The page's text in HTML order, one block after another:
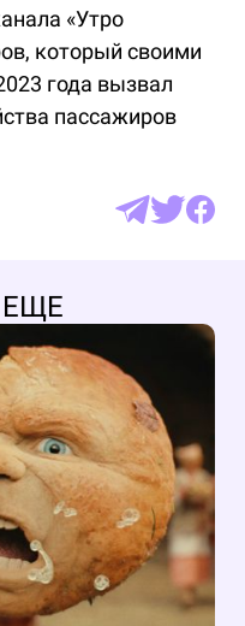
«Утро
который своими
года вызвал
пассажиров
ЕЩЕ